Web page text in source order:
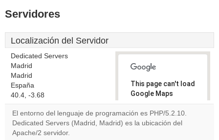
Servidores
Localización del Servidor
Dedicated Servers
Madrid
Madrid
España
40.4, -3.68
This page can't load
Google Maps
correctly.
Do you
El entorno del lenguaje de programación es PHP/5.2.10.
Dedicated Servers (Madrid, Madrid) es la ubicación del
Apache/2 servidor.